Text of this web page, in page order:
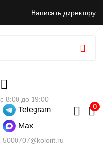
Написать директору
с 8:00 до 19:00
Telegram
Max
5000707@kolorit.ru